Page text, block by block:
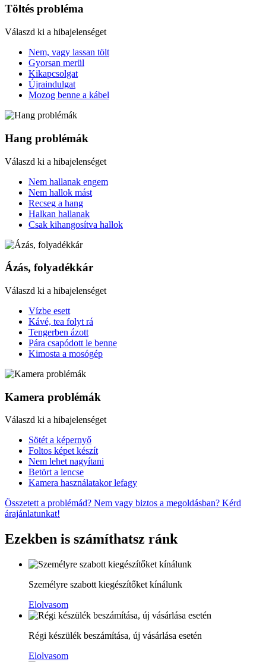
Töltés probléma
Válaszd ki a hibajelenséget
Nem, vagy lassan tölt
Gyorsan merül
Kikapcsolgat
Újraindulgat
Mozog benne a kábel
Hang problémák
Válaszd ki a hibajelenséget
Nem hallanak engem
Nem hallok mást
Recseg a hang
Halkan hallanak
Csak kihangosítva hallok
Ázás, folyadékkár
Válaszd ki a hibajelenséget
Vízbe esett
Kávé, tea folyt rá
Tengerben ázott
Pára csapódott le benne
Kimosta a mosógép
Kamera problémák
Válaszd ki a hibajelenséget
Sötét a képernyő
Foltos képet készít
Nem lehet nagyítani
Betört a lencse
Kamera használatakor lefagy
Összetett a problémád? Nem vagy biztos a megoldásban? Kérd
árajánlatunkat!
Ezekben is számíthatsz ránk
Személyre szabott kiegészítőket kínálunk
Elolvasom
Régi készülék beszámítása, új vásárlása esetén
Elolvasom